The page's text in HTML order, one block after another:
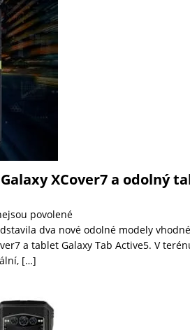
XCover7 a odolný
povolené
dva nové odolné modely
a tablet Galaxy Tab Active5. V
[…]